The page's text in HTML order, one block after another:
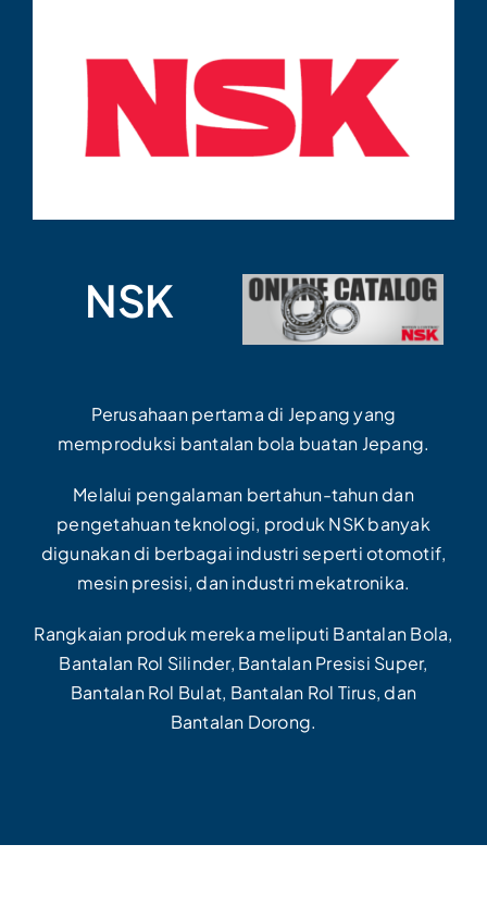
NSK
Perusahaan pertama di Jepang yang
memproduksi bantalan bola buatan Jepang.
Melalui pengalaman bertahun-tahun dan
pengetahuan teknologi, produk NSK banyak
digunakan di berbagai industri seperti otomotif,
mesin presisi, dan industri mekatronika.
Rangkaian produk mereka meliputi Bantalan Bola,
Bantalan Rol Silinder, Bantalan Presisi Super,
Bantalan Rol Bulat, Bantalan Rol Tirus, dan
Bantalan Dorong.